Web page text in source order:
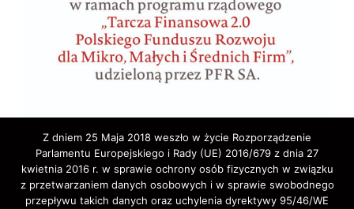
Z dniem 25 Maja 2018 weszło w życie Rozporządzenie
Parlamentu Europejskiego i Rady (UE) 2016/679 z dnia 27
kwietnia 2016 r. w sprawie ochrony osób fizycznych w związku
z przetwarzaniem danych osobowych i w sprawie swobodnego
przepływu takich danych oraz uchylenia dyrektywy 95/46/WE